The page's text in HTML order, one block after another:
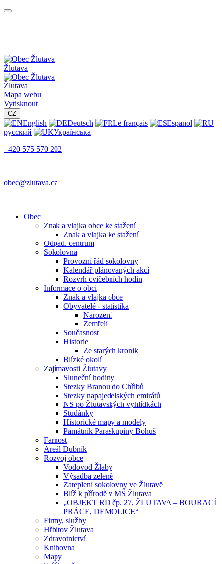
Žlutava
Žlutava
Mapa webu
Vytisknout
CZ
English Deutsch Le français
Espanol
русский
Українська
+420 575 570 202
obec@zlutava.cz
Obec
Znak a vlajka obce ke stažení
Znak a vlajka ke stažení
Odpad. centrum
Sokolovna
Provozní řád sokolovny
Kalendář plánovaných akcí
Rozvrh cvičebních hodin
Informace o obci
Znak a vlajka obce
Obyvatelé - statistika
Narození
Zemřelí
Současnost
Historie
Ze starých kronik
Blízké okolí
Zajímavosti Žlutavy
Sluneční hodiny
Stezky Branou do Chřibů
Stezky napajedelských emirátů
NS po Žlutavských vyhlídkách
Studánky
Historické mapy a modely
Památník Paraskupiny Bohuš
Farnost
Areál Dubník
Rozvoj obce
Vodovod Žlaby
Výsadba zeleně
Zateplení sokolovny ve Žlutavě
Blíž k přírodě v MŠ Žlutava
„OBJEKT RD čp. 27, ŽLUTAVA – BOURACÍ
PRÁCE, DEMOLICE“
Firmy, služby
Hřbitov Žlutava
Zdravotnictví
Knihovna
Mapy